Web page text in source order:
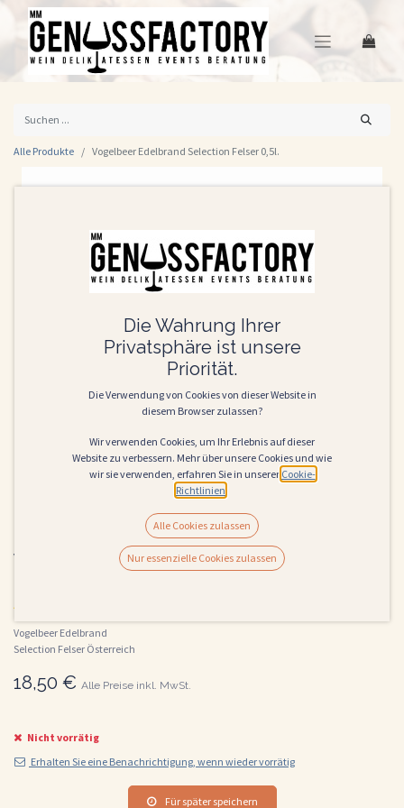
Alle Produkte Vogelbeer Edelbrand Selection Felser 0,5l.
Vogelbeer Edelbrand Selection Felser
Vogelbeer Edelbrand
Selection Felser Österreich
18,50 € Alle Preise inkl. MwSt.
Nicht vorrätig
Erhalten Sie eine Benachrichtigung, wenn wieder vorrätig
Für später speichern
Die Wahrung Ihrer
Privatsphäre ist unsere
Priorität.
Die Verwendung von Cookies von dieser Website in
diesem Browser zulassen?
Wir verwenden Cookies, um Ihr Erlebnis auf dieser
Website zu verbessern. Mehr über unsere Cookies und wie
wir sie verwenden, erfahren Sie in unserer Cookie-
Richtlinien
Alle Cookies zulassen
Nur essenzielle Cookies zulassen